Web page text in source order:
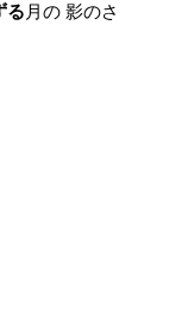
る 月の 影のさ